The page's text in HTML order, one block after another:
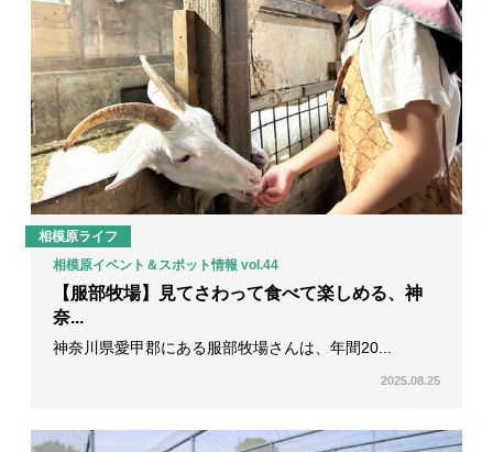
相模原ライフ
相模原イベント＆スポット情報 vol.44
【服部牧場】見てさわって食べて楽しめる、神
奈...
神奈川県愛甲郡にある服部牧場さんは、年間20...
2025.08.25